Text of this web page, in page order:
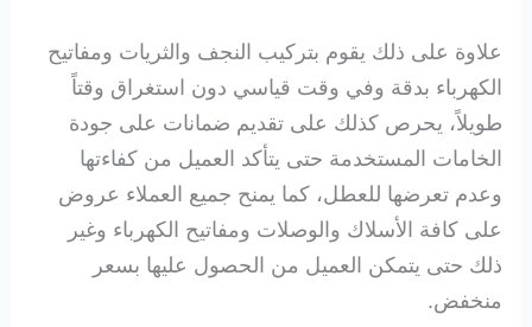
علاوة على ذلك يقوم بتركيب النجف والثريات ومفاتيح
الكهرباء بدقة وفي وقت قياسي دون استغراق وقتاً
طويلاً، يحرص كذلك على تقديم ضمانات على جودة
الخامات المستخدمة حتى يتأكد العميل من كفاءتها
وعدم تعرضها للعطل، كما يمنح جميع العملاء عروض
على كافة الأسلاك والوصلات ومفاتيح الكهرباء وغير
ذلك حتى يتمكن العميل من الحصول عليها بسعر
منخفض.